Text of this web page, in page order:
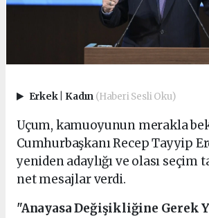
Erkek Kadın (Haberi Sesli Oku)
Uçum, kamuoyunun merakla
Cumhurbaşkanı Recep Tayyip
yeniden adaylığı ve olası
net mesajlar verdi.
"Anayasa Değişikliğine Gerek